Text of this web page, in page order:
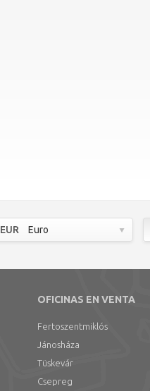
EUR Euro
OFICINAS EN VENTA
Fertoszentmiklós
Jánosháza
Tüskevár
Csepreg